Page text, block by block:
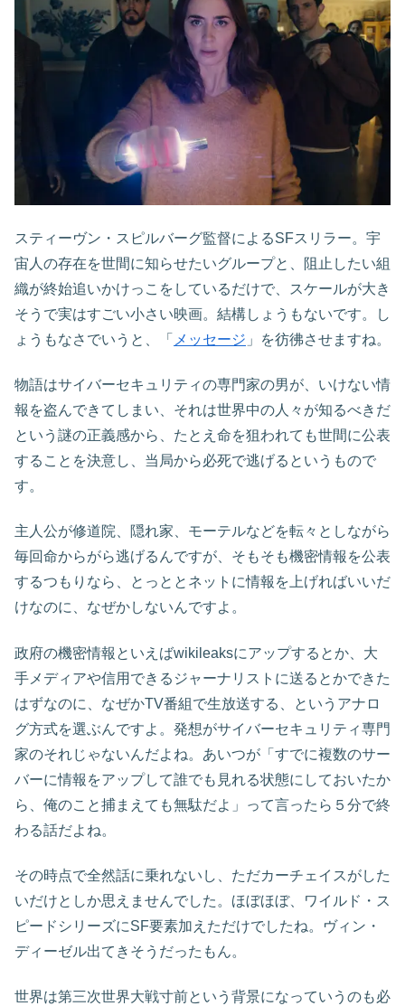
スティーヴン・スピルバーグ監督によるSFスリラー。宇
宙人の存在を世間に知らせたいグループと、阻止したい組
織が終始追いかけっこをしているだけで、スケールが大き
そうで実はすごい小さい映画。結構しょうもないです。し
ょうもなさでいうと、「 メッセージ 」を彷彿させますね。
物語はサイバーセキュリティの専門家の男が、いけない情
報を盗んできてしまい、それは世界中の人々が知るべきだ
という謎の正義感から、たとえ命を狙われても世間に公表
することを決意し、当局から必死で逃げるというもので
す。
主人公が修道院、隠れ家、モーテルなどを転々としながら
毎回命からがら逃げるんですが、そもそも機密情報を公表
するつもりなら、とっととネットに情報を上げればいいだ
けなのに、なぜかしないんですよ。
政府の機密情報といえばwikileaksにアップするとか、大
手メディアや信用できるジャーナリストに送るとかできた
はずなのに、なぜかTV番組で生放送する、というアナロ
グ方式を選ぶんですよ。発想がサイバーセキュリティ専門
家のそれじゃないんだよね。あいつが「すでに複数のサー
バーに情報をアップして誰でも見れる状態にしておいたか
ら、俺のこと捕まえても無駄だよ」って言ったら５分で終
わる話だよね。
その時点で全然話に乗れないし、ただカーチェイスがした
いだけとしか思えませんでした。ほぼほぼ、
ワイルド・ス
ピードシリーズにSF要素加えただけでしたね。ヴィン・
ディーゼル出てきそうだったもん。
世界は第三次世界大戦寸前という背景になっていうのも必